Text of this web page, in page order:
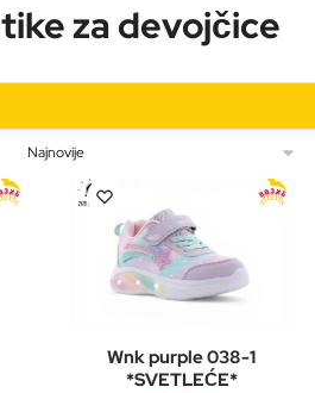
za devojčice
Wnk purple 038-1
*SVETLEĆE*